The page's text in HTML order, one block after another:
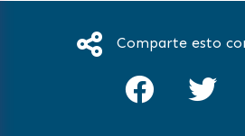
Comparte esto